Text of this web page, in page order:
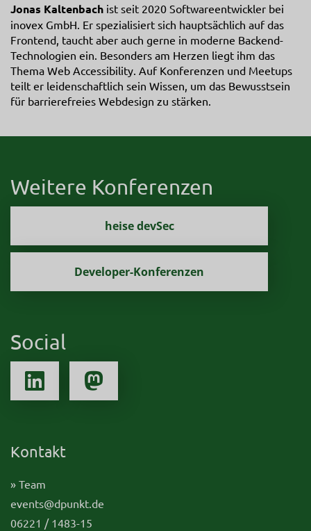
Jonas Kaltenbach ist seit 2020 Softwareentwickler bei
inovex GmbH. Er spezialisiert sich hauptsächlich auf das
Frontend, taucht aber auch gerne in moderne Backend-
Technologien ein. Besonders am Herzen liegt ihm das
Thema Web Accessibility. Auf Konferenzen und Meetups
teilt er leidenschaftlich sein Wissen, um das Bewusstsein
für barrierefreies Webdesign zu stärken.
Weitere Konferenzen
heise devSec
Developer-Konferenzen
Social
Kontakt
» Team
events@dpunkt.de
06221 / 1483-15